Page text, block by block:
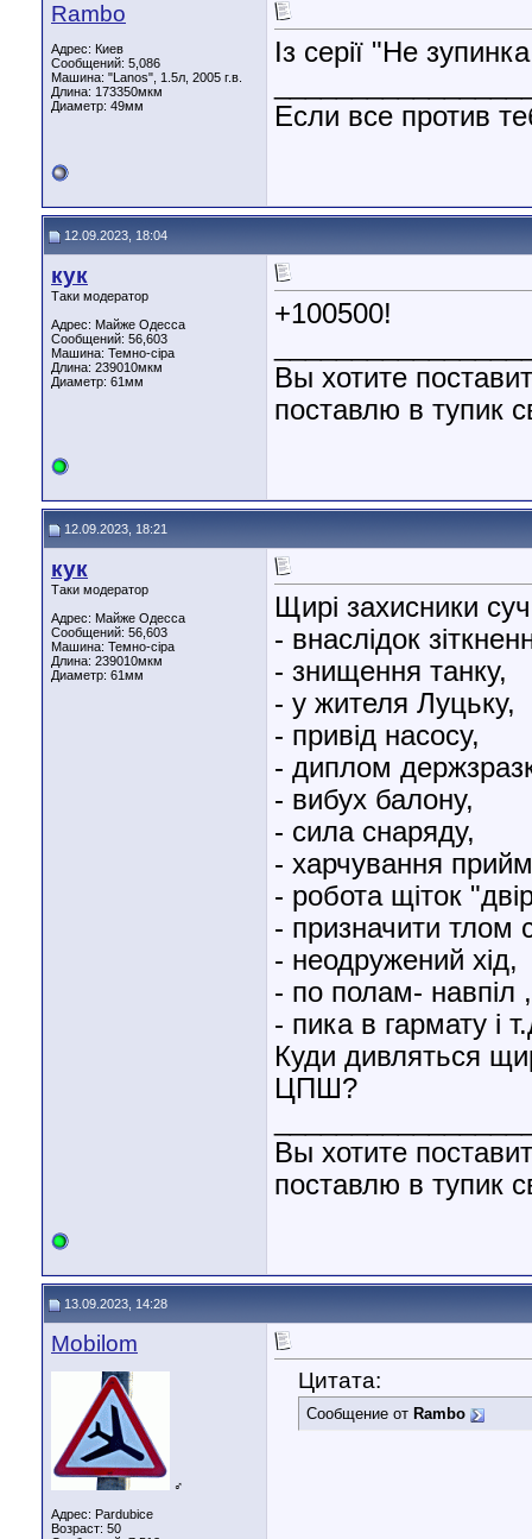
Rambo
Адрес: Киев
Сообщений: 5,086
Машина: "Lanos", 1.5л, 2005 г.в.
Длина: 173350мкм
Диаметр: 49мм
Із серії "Не
Если все против
12.09.2023, 18:04
кук
Таки модератор
Адрес: Майже Одесса
Сообщений: 56,603
Машина: Темно-сіра
Длина: 239010мкм
Диаметр: 61мм
+100500!
Вы хотите
поставлю в тупик
12.09.2023, 18:21
кук
Таки модератор
Адрес: Майже Одесса
Сообщений: 56,603
Машина: Темно-сіра
Длина: 239010мкм
Диаметр: 61мм
Щирі захисники
- внаслідок
- знищення танку,
- у жителя Луцьку,
- привід насосу,
- диплом
- вибух балону,
- сила снаряду,
- харчування
- робота щіток
- призначити тлом
- неодружений хід,
- по полам- навпіл ,
- пика в гармату і
Куди дивляться
ЦПШ?
Вы хотите
поставлю в тупик
13.09.2023, 14:28
Mobilom
♂
Адрес: Pardubice
Возраст: 50
Цитата:
Сообщение от Rambo